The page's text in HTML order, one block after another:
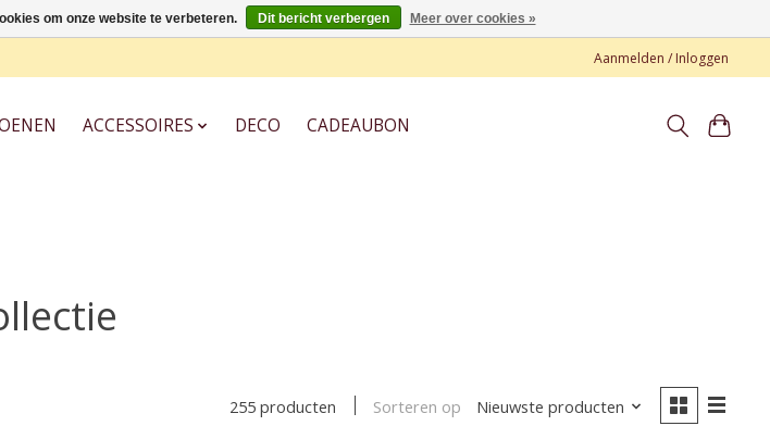
Aanmelden / Inloggen
ACCESSOIRES DECO CADEAUBON
255 producten Sorteren op Nieuwste producten
om onze website te verbeteren. Dit bericht verbergen Meer over cookies »